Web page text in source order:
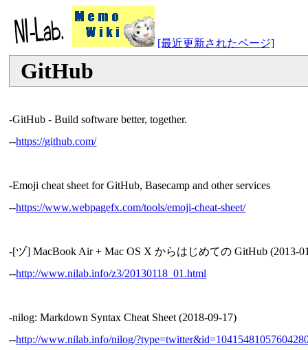
[最近更新されたページ]
GitHub
-GitHub - Build software better, together.
--https://github.com/
-Emoji cheat sheet for GitHub, Basecamp and other services
--https://www.webpagefx.com/tools/emoji-cheat-sheet/
-[ヅ] MacBook Air + Mac OS X からはじめての GitHub (2013-
--http://www.nilab.info/z3/20130118_01.html
-nilog: Markdown Syntax Cheat Sheet (2018-09-17)
--http://www.nilab.info/nilog/